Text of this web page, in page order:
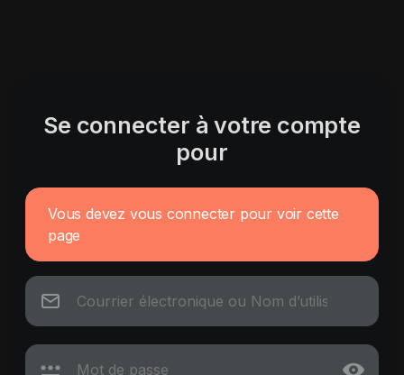
Se connecter à votre compte
pour
Vous devez vous connecter pour voir cette
page